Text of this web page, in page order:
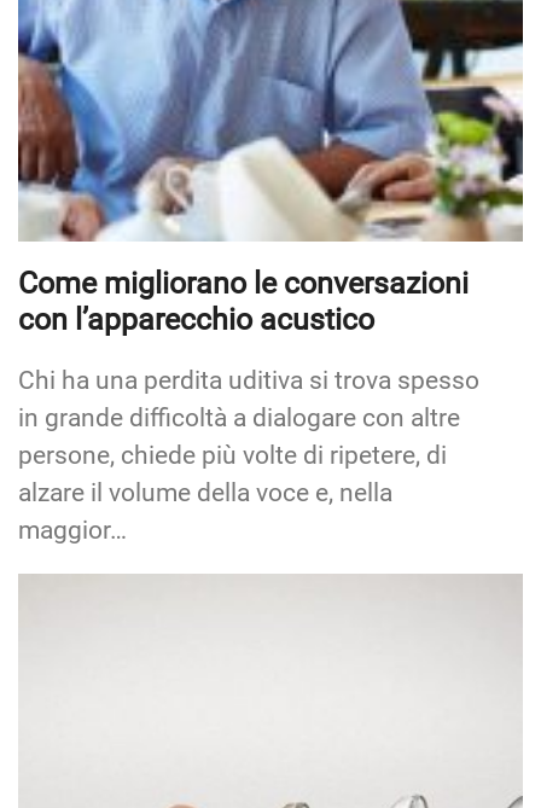
Come migliorano le conversazioni
con l’apparecchio acustico
Chi ha una perdita uditiva si trova spesso
in grande difficoltà a dialogare con altre
persone, chiede più volte di ripetere, di
alzare il volume della voce e, nella
maggior…